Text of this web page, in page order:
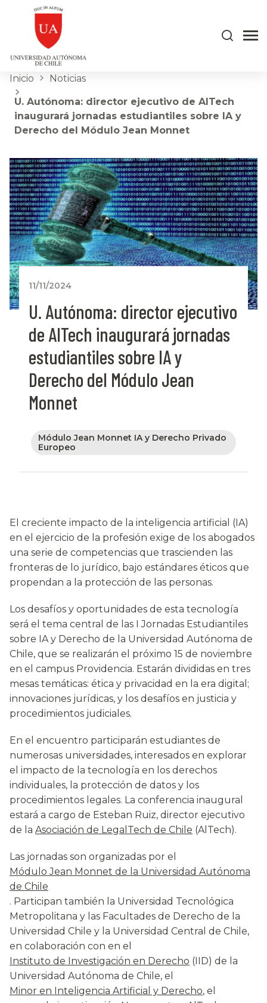
Inicio Noticias
U. Autónoma: director ejecutivo de AlTech
inaugurará jornadas estudiantiles sobre IA y
Derecho del Módulo Jean Monnet
11/11/2024
U. Autónoma: director ejecutivo
de AlTech inaugurará jornadas
estudiantiles sobre IA y
Derecho del Módulo Jean
Monnet
Módulo Jean Monnet IA y Derecho Privado
Europeo
El creciente impacto de la inteligencia artificial (IA)
en el ejercicio de la profesión exige de los abogados
una serie de competencias que trascienden las
fronteras de lo jurídico, bajo estándares éticos que
propendan a la protección de las personas.
Los desafíos y oportunidades de esta tecnología
será el tema central de las I Jornadas Estudiantiles
sobre IA y Derecho de la Universidad Autónoma de
Chile, que se realizarán el próximo 15 de noviembre
en el campus Providencia. Estarán divididas en tres
mesas temáticas: ética y privacidad en la era digital;
innovaciones jurídicas, y los desafíos en justicia y
procedimientos judiciales.
En el encuentro participarán estudiantes de
numerosas universidades, interesados en explorar
el impacto de la tecnología en los derechos
individuales, la protección de datos y los
procedimientos legales. La conferencia inaugural
estará a cargo de Esteban Ruiz, director ejecutivo
de la Asociación de LegalTech de Chile (AlTech).
Las jornadas son organizadas por el
Módulo Jean Monnet de la Universidad Autónoma
de Chile
. Participan también la Universidad Tecnológica
Metropolitana y las Facultades de Derecho de la
Universidad Chile y la Universidad Central de Chile,
en colaboración con en el
Instituto de Investigación en Derecho (IID) de la
Universidad Autónoma de Chile, el
Minor en Inteligencia Artificial y Derecho, el